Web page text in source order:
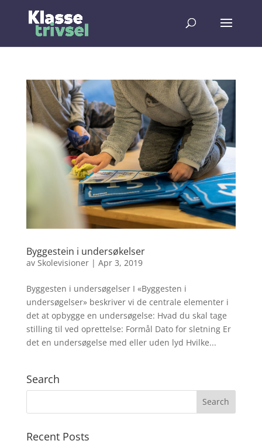
Byggestein i undersøkelser
av Skolevisioner| Apr 3, 2019
Byggesten i undersøgelser I «Byggesten i
undersøgelser» beskriver vi de centrale elementer i
det at opbygge en undersøgelse: Hvad du skal tage
stilling til ved oprettelse: Formål Dato for sletning Er
det en undersøgelse med eller uden lyd Hvilke...
Search
Recent Posts